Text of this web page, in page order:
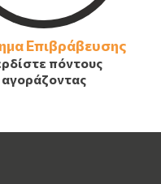
Επιβράβευσης
πόντους
αγοράζοντας